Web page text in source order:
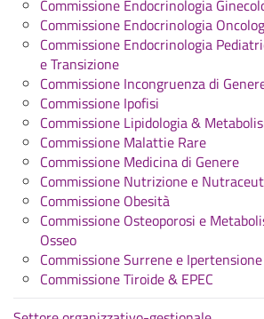
Commissione Endocrinologia
Commissione Endocrinologia
Commissione Endocrinologia
e Transizione
Commissione Incongruenza di
Commissione Ipofisi
Commissione Lipidologia &
Commissione Malattie Rare
Commissione Medicina di Genere
Commissione Nutrizione e
Commissione Obesità
Commissione Osteoporosi e
Osseo
Commissione Surrene e
Commissione Tiroide & EPEC